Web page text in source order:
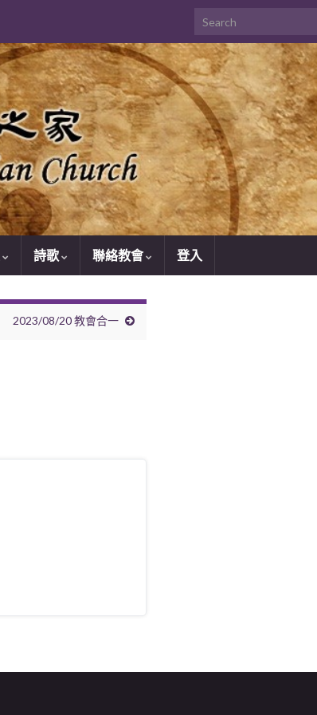
Search for:
詩歌 聯絡教會 登入
2023/08/20 教會合一